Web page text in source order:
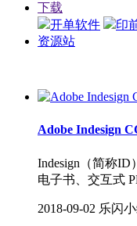
下载
开单软件
印
资源站
Adobe Indesign
Indesign（简称
电子书、交互式
2018-09-02 乐闪